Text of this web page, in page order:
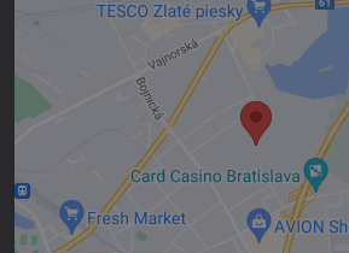
Externý obsah je
súkromia
Prajete si načítať externý
Povoliť tentokrát
Povoliť a zapamätať - súhlas
cookie: Funkčné